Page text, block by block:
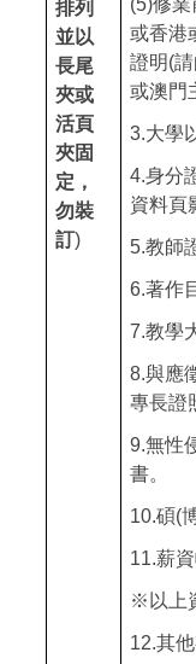
排列
並以
長尾
夾或
活頁
夾固
定，
勿裝
訂)
(5)修業
或香港
證明(
或澳門
3.大學
4.身分
資料頁
5.教師
6.著作
7.教學
8.與應
專長證
9.無性
書。
10.碩(
11.薪
※以上
12.其